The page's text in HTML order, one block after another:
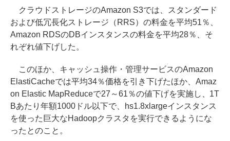
クラウドストレージのAmazon S3では、スタンダード
および低冗長化ストレージ（RRS）の料金を平均51％、
Amazon RDSのDBインスタンスの料金を平均28％、そ
れぞれ値下げした。
このほか、キャッシュ操作・管理サービスのAmazon
ElastiCacheでは平均34％価格を引き下げたほか、Amaz
on Elastic MapReduceで27～61％の値下げを実施し、1T
Bあたり年額1000ドル以下で、hs1.8xlargeインスタンス
を使った巨大なHadoopクラスタを実行できるようにな
ったとのこと。